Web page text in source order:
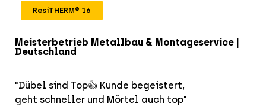
ResiTHERM® 16
Meisterbetrieb Metallbau & Montageservice |
Deutschland
"Dübel sind Top👍 Kunde begeistert,
geht schneller und Mörtel auch top"